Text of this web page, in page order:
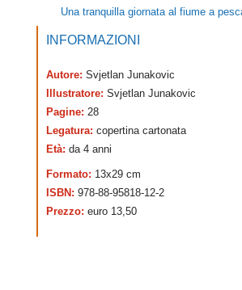
Una tranquilla giornata al fiume a
INFORMAZIONI
Autore: Svjetlan Junakovic
Illustratore: Svjetlan Junakovic
Pagine: 28
Legatura: copertina cartonata
Età: da 4 anni
Formato: 13x29 cm
ISBN: 978-88-95818-12-2
Prezzo: euro 13,50